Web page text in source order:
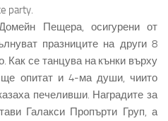
party.
Пещера, осигурени от
празниците на други 8
Как се танцува на кънки върху
опитат и 4-ма души, чиито
печеливши. Наградите за
Галакси Пропърти Груп, а